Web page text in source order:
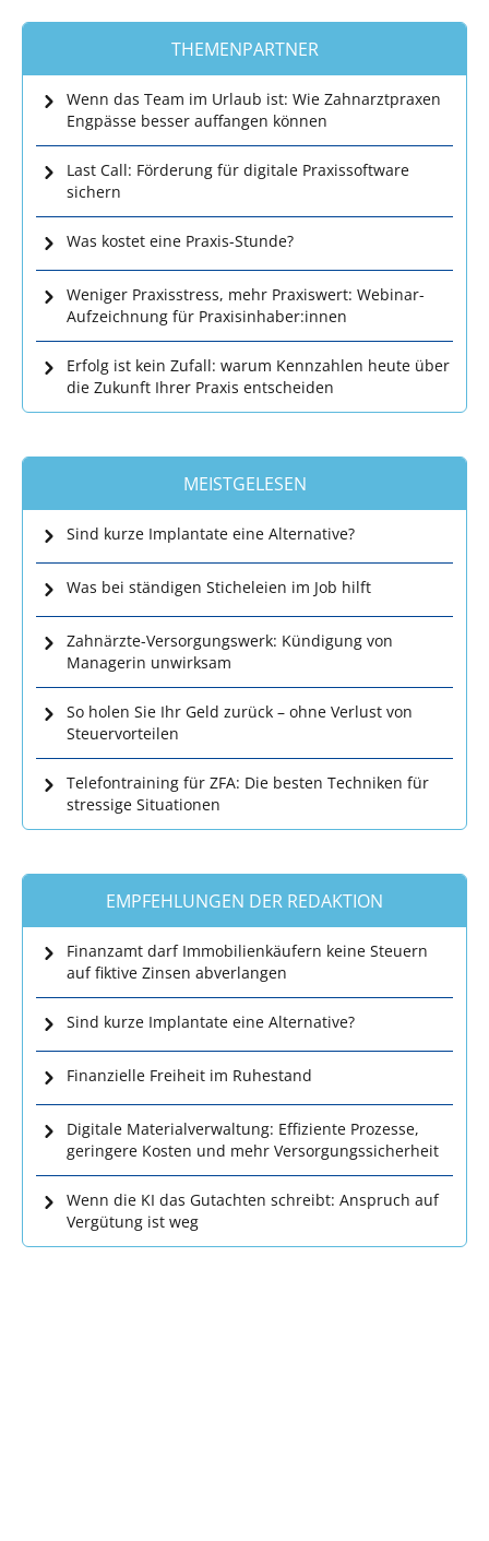
THEMENPARTNER
Wenn das Team im Urlaub ist: Wie Zahnarztpraxen
Engpässe besser auffangen können
Last Call: Förderung für digitale Praxissoftware
sichern
Was kostet eine Praxis-Stunde?
Weniger Praxisstress, mehr Praxiswert: Webinar-
Aufzeichnung für Praxisinhaber:innen
Erfolg ist kein Zufall: warum Kennzahlen heute über
die Zukunft Ihrer Praxis entscheiden
MEISTGELESEN
Sind kurze Implantate eine Alternative?
Was bei ständigen Sticheleien im Job hilft
Zahnärzte-Versorgungswerk: Kündigung von
Managerin unwirksam
So holen Sie Ihr Geld zurück – ohne Verlust von
Steuervorteilen
Telefontraining für ZFA: Die besten Techniken für
stressige Situationen
EMPFEHLUNGEN DER REDAKTION
Finanzamt darf Immobilienkäufern keine Steuern
auf fiktive Zinsen abverlangen
Sind kurze Implantate eine Alternative?
Finanzielle Freiheit im Ruhestand
Digitale Materialverwaltung: Effiziente Prozesse,
geringere Kosten und mehr Versorgungssicherheit
Wenn die KI das Gutachten schreibt: Anspruch auf
Vergütung ist weg